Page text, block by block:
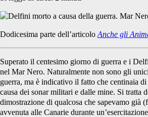
Dodicesima parte dell’articolo Anche gli
Superato il centesimo giorno di guerra e i
nel Mar Nero. Naturalmente non sono gli
guerra, ma è indicativo il fatto che centinaia
causa dei sonar militari e dalle mine. Si tratta
dimostrazione di qualcosa che sapevamo già
avvenuta alle Canarie durante